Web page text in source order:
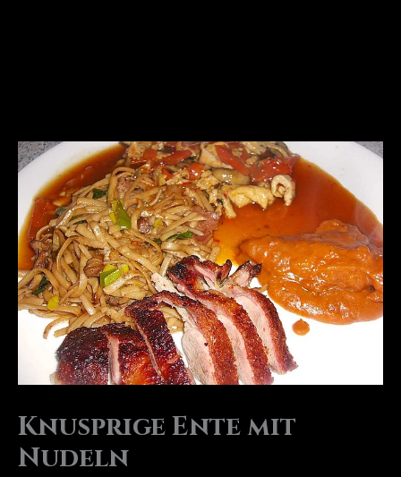
Knusprige Ente mit
Nudeln